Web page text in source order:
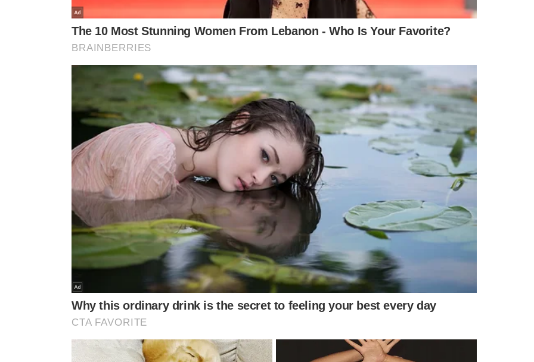
O empresário Fernando Sastre, que matou o motorista de aplicativo Ornaldo da Silva Viana, durante acidente de
trânsito na Avenida Salim Farah Maluf | Foto: Reprodução
Fernando é o motorista do Porsche que estava a mais de 100 km/h e foi
acusado de provocar um acidente que
matou o motorista de aplicativo,Ornaldo da Silva Viana, de 52 anos. O acusado estavaa mais de 100
quilômetros por hora.O fato ocorreu em São Paulo, no dia 31 de março.